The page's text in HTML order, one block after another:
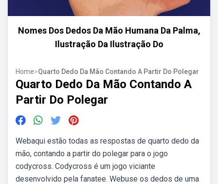
Nomes Dos Dedos Da Mão Humana Da Palma,
Ilustração Da Ilustração Do
Home>Quarto Dedo Da Mão Contando A Partir Do Polegar
Quarto Dedo Da Mão Contando A
Partir Do Polegar
Webaqui estão todas as respostas de quarto dedo da
mão, contando a partir do polegar para o jogo
codycross. Codycross é um jogo viciante
desenvolvido pela fanatee. Webuse os dedos de uma